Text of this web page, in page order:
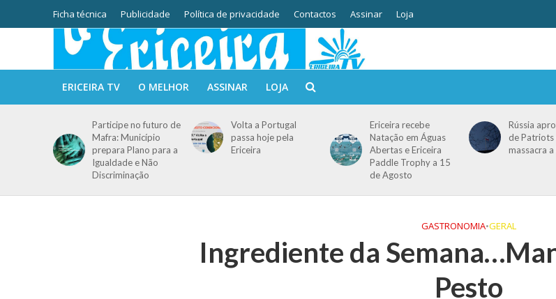
Ficha técnica Publicidade Política de privacidade Contactos Assinar Loja
ERICEIRA TV O MELHOR ASSINAR LOJA
Participe no futuro de
Mafra: Município
prepara Plano para a
Igualdade e Não
Discriminação
Volta a Portugal
passa hoje pela
Ericeira
Ericeira recebe
Natação em Águas
Abertas e Ericeira
Paddle Trophy a 15
de Agosto
Rússia
de Patriots
massacra a
GASTRONOMIA•GERAL
Ingrediente da
Pesto